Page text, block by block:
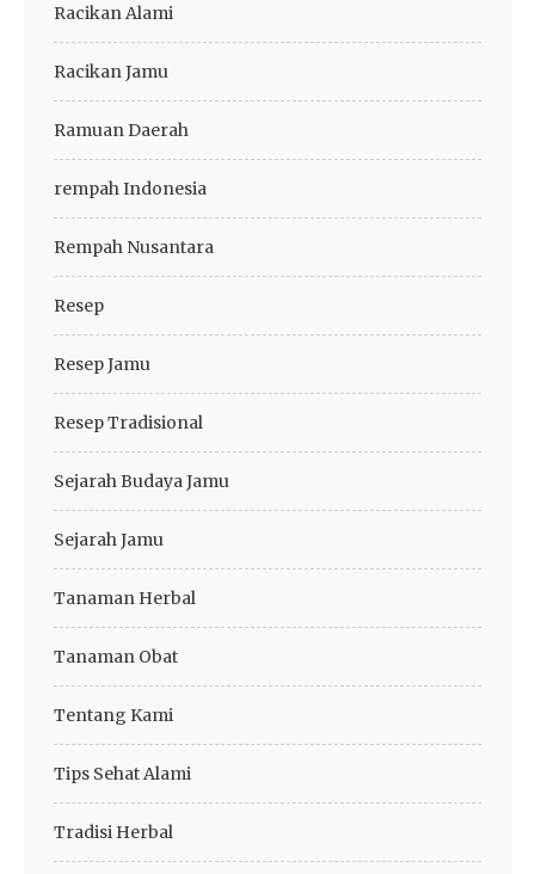
Racikan Alami
Racikan Jamu
Ramuan Daerah
rempah Indonesia
Rempah Nusantara
Resep
Resep Jamu
Resep Tradisional
Sejarah Budaya Jamu
Sejarah Jamu
Tanaman Herbal
Tanaman Obat
Tentang Kami
Tips Sehat Alami
Tradisi Herbal